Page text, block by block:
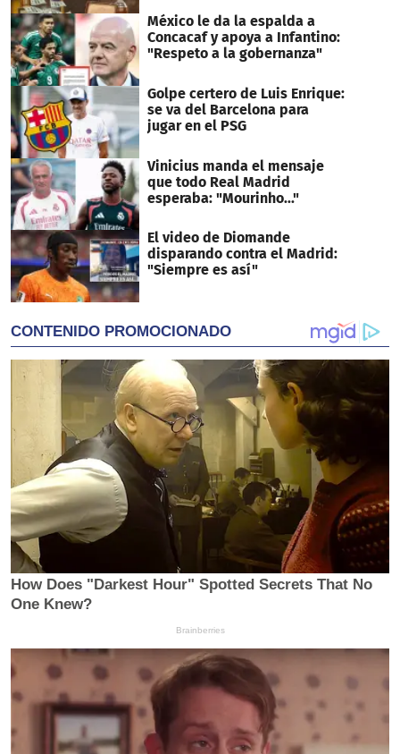
México le da la espalda a
Concacaf y apoya a Infantino:
"Respeto a la gobernanza"
Golpe certero de Luis Enrique:
se va del Barcelona para
jugar en el PSG
Vinicius manda el mensaje
que todo Real Madrid
esperaba: "Mourinho..."
El video de Diomande
disparando contra el Madrid:
"Siempre es así"